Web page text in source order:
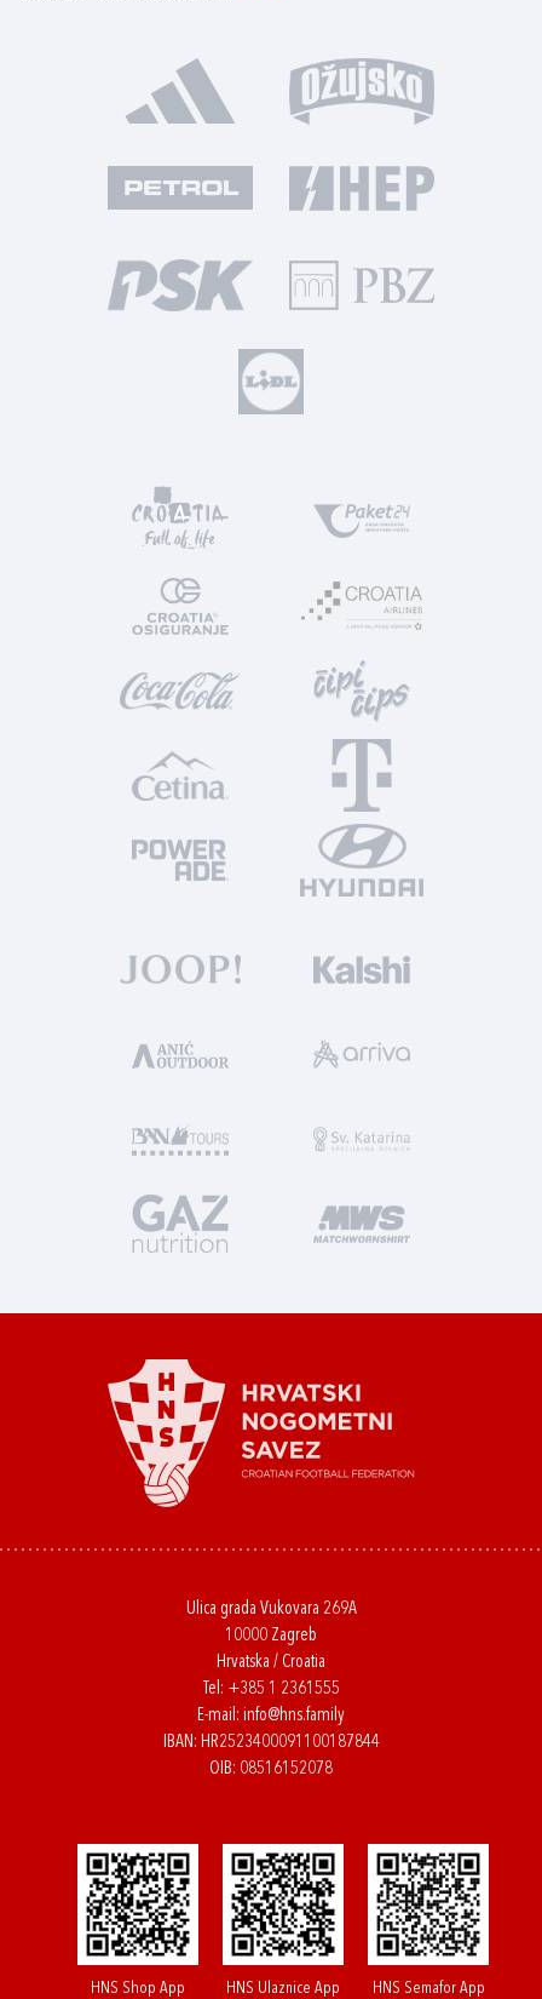
Ulica grada Vukovara 269A
10000 Zagreb
Hrvatska / Croatia
Tel: +385 1 2361555
E-mail: info@hns.family
IBAN: HR2523400091100187844
OIB: 08516152078
HNS Shop App HNS Ulaznice App HNS Semafor App